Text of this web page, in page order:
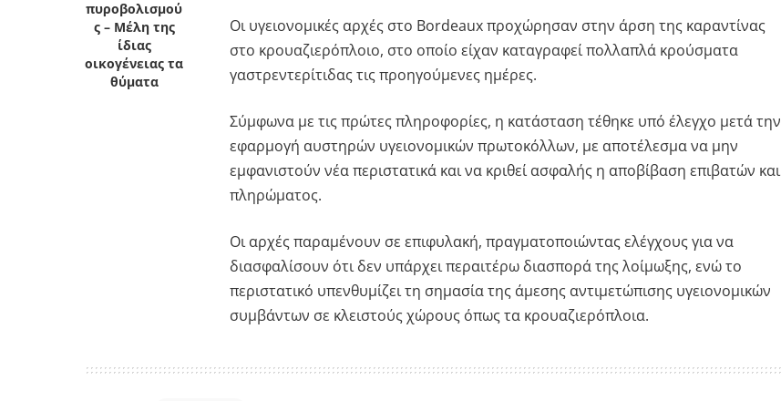
πυροβολισμού
ς – Μέλη της
ίδιας
οικογένειας τα
θύματα
Οι υγειονομικές αρχές στο Bordeauxπροχώρησαν στην άρση της καραντίνας
στο κρουαζιερόπλοιο, στο οποίο είχαν καταγραφεί πολλαπλά κρούσματα
γαστρεντερίτιδας τις προηγούμενες ημέρες.
Σύμφωνα με τις πρώτες πληροφορίες, η κατάσταση τέθηκε υπό έλεγχο μετά την
εφαρμογή αυστηρών υγειονομικών πρωτοκόλλων, με αποτέλεσμα να μην
εμφανιστούν νέα περιστατικά και να κριθεί ασφαλής η αποβίβαση επιβατών και
πληρώματος.
Οι αρχές παραμένουν σε επιφυλακή, πραγματοποιώντας ελέγχους για να
διασφαλίσουν ότι δεν υπάρχει περαιτέρω διασπορά της λοίμωξης, ενώ το
περιστατικό υπενθυμίζει τη σημασία της άμεσης αντιμετώπισης υγειονομικών
συμβάντων σε κλειστούς χώρους όπως τα κρουαζιερόπλοια.